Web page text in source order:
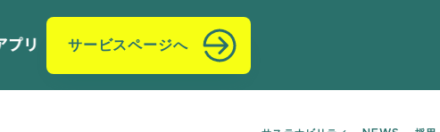
サービスページへ